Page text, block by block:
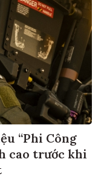
“Phi Công
cao trước khi